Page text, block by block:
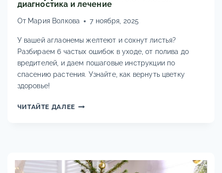
диагностика и лечение
От Мария Волкова 7 ноября, 2025
У вашей аглаонемы желтеют и сохнут листья?
Разбираем 6 частых ошибок в уходе, от полива до
вредителей, и даем пошаговые инструкции по
спасению растения. Узнайте, как вернуть цветку
здоровье!
ЧИТАЙТЕ ДАЛЕЕПОЧЕМУ
И